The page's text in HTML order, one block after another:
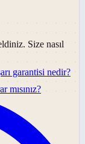
Size nasıl
garantisi nedir?
mısınız?